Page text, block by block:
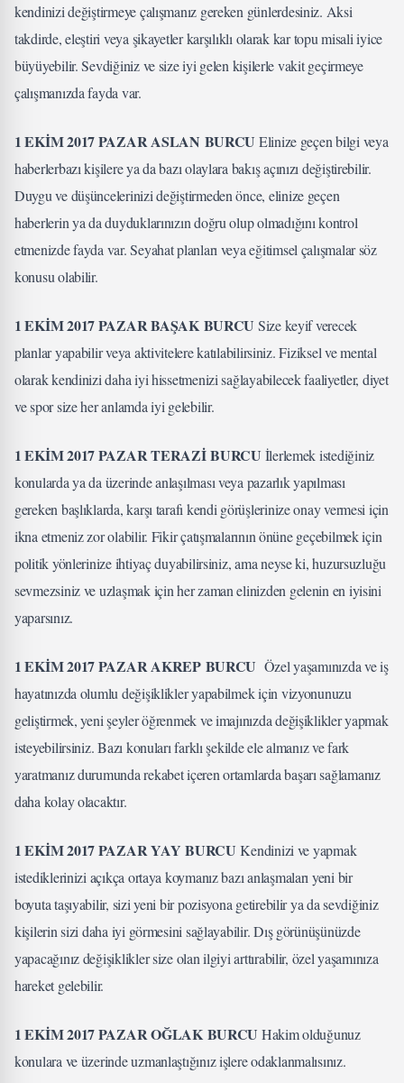
kendinizi değiştirmeye çalışmanız gereken günlerdesiniz. Aksi
takdirde, eleştiri veya şikayetler karşılıklı olarak kar topu misali iyice
büyüyebilir. Sevdiğiniz ve size iyi gelen kişilerle vakit geçirmeye
çalışmanızda fayda var.
1 EKİM 2017 PAZAR ASLAN BURCU Elinize geçen bilgi veya
haberlerbazı kişilere ya da bazı olaylara bakış açınızı değiştirebilir.
Duygu ve düşüncelerinizi değiştirmeden önce, elinize geçen
haberlerin ya da duyduklarınızın doğru olup olmadığını kontrol
etmenizde fayda var. Seyahat planları veya eğitimsel çalışmalar söz
konusu olabilir.
1 EKİM 2017 PAZAR BAŞAK BURCU Size keyif verecek
planlar yapabilir veya aktivitelere katılabilirsiniz. Fiziksel ve mental
olarak kendinizi daha iyi hissetmenizi sağlayabilecek faaliyetler, diyet
ve spor size her anlamda iyi gelebilir.
1 EKİM 2017 PAZAR TERAZİ BURCU İlerlemek istediğiniz
konularda ya da üzerinde anlaşılması veya pazarlık yapılması
gereken başlıklarda, karşı tarafı kendi görüşlerinize onay vermesi için
ikna etmeniz zor olabilir. Fikir çatışmalarının önüne geçebilmek için
politik yönlerinize ihtiyaç duyabilirsiniz, ama neyse ki, huzursuzluğu
sevmezsiniz ve uzlaşmak için her zaman elinizden gelenin en iyisini
yaparsınız.
1 EKİM 2017 PAZAR AKREP BURCU Özel yaşamınızda ve iş
hayatınızda olumlu değişiklikler yapabilmek için vizyonunuzu
geliştirmek, yeni şeyler öğrenmek ve imajınızda değişiklikler yapmak
isteyebilirsiniz. Bazı konuları farklı şekilde ele almanız ve fark
yaratmanız durumunda rekabet içeren ortamlarda başarı sağlamanız
daha kolay olacaktır.
1 EKİM 2017 PAZAR YAY BURCU Kendinizi ve yapmak
istediklerinizi açıkça ortaya koymanız bazı anlaşmaları yeni bir
boyuta taşıyabilir, sizi yeni bir pozisyona getirebilir ya da sevdiğiniz
kişilerin sizi daha iyi görmesini sağlayabilir. Dış görünüşünüzde
yapacağınız değişiklikler size olan ilgiyi arttırabilir, özel yaşamınıza
hareket gelebilir.
1 EKİM 2017 PAZAR OĞLAK BURCU Hakim olduğunuz
konulara ve üzerinde uzmanlaştığınız işlere odaklanmalısınız.